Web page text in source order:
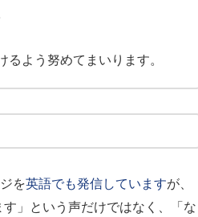
よう努めてまいります。
を英語でも発信していますが、
」という声だけではなく、「な